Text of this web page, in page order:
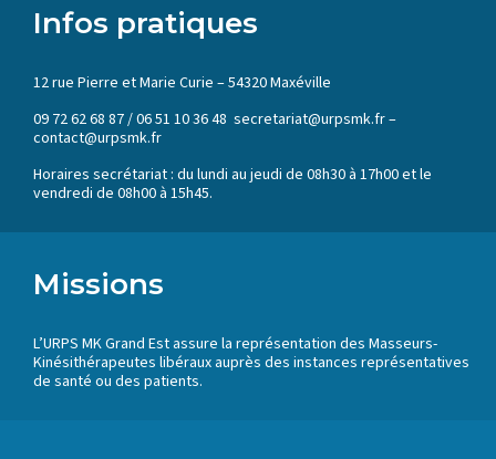
Infos pratiques
12 rue Pierre et Marie Curie – 54320 Maxéville
09 72 62 68 87 / 06 51 10 36 48 secretariat@urpsmk.fr –
contact@urpsmk.fr
Horaires secrétariat : du lundi au jeudi de 08h30 à 17h00 et le
vendredi de 08h00 à 15h45.
Missions
L’URPS MK Grand Est assure la représentation des Masseurs-
Kinésithérapeutes libéraux auprès des instances représentatives
de santé ou des patients.